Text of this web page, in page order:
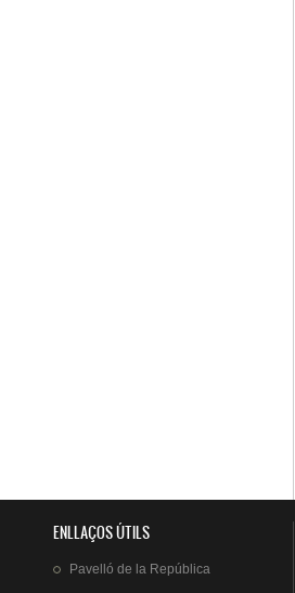
ENLLAÇOS ÚTILS
Pavelló de la República